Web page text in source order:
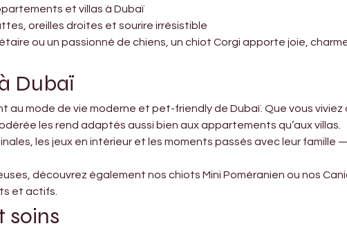
et villas à Dubaï
oreilles droites et sourire irrésistible
ou un passionné de chiens, un chiot Corgi apporte joie,
Dubaï
au mode de vie moderne et pet-friendly de Dubaï. Que vous viviez
les rend adaptés aussi bien aux appartements qu’aux villas.
les jeux en intérieur et les moments passés avec leur famille
découvrez également nos chiots Mini Poméranien ou nos
et actifs.
soins